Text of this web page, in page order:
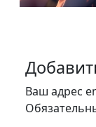
Ваш адрес